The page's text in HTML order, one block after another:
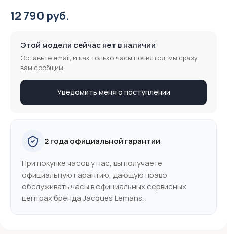
12 790 руб.
Этой модели сейчас нет в наличии
Оставьте email, и как только часы появятся, мы сразу
вам сообщим.
Уведомить меня о поступлении
2 года официальной гарантии
При покупке часов у нас, вы получаете
официальную гарантию, дающую право
обслуживать часы в официальных сервисных
центрах бренда Jacques Lemans.